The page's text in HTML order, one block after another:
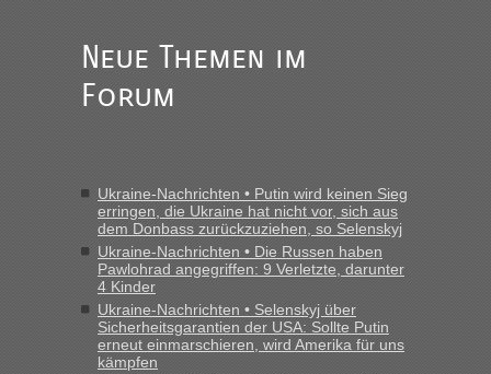
Neue Themen im
Forum
Ukraine-Nachrichten • Putin wird keinen Sieg
erringen, die Ukraine hat nicht vor, sich aus
dem Donbass zurückzuziehen, so Selenskyj
Ukraine-Nachrichten • Die Russen haben
Pawlohrad angegriffen: 9 Verletzte, darunter
4 Kinder
Ukraine-Nachrichten • Selenskyj über
Sicherheitsgarantien der USA: Sollte Putin
erneut einmarschieren, wird Amerika für uns
kämpfen